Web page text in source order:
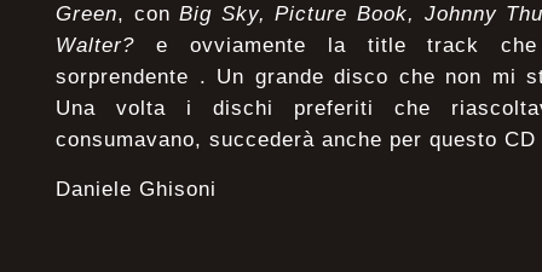
Green, conBig Sky, Picture Book, Johnny
Walter? e ovviamente la title track che
sorprendente . Un grande disco che non mi
Una volta i dischi preferiti che
consumavano, succederà anche per questo
Daniele Ghisoni